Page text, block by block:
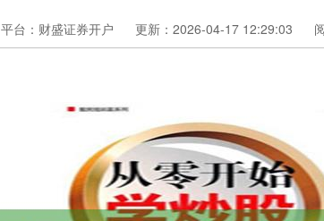
平台：财盛证券开户 更新：2026-04-17 12:29:03